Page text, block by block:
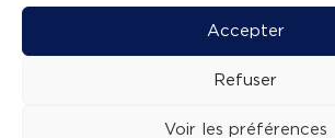
Accepter
Refuser
Voir les préférences
Mentions légales -Accessibilité